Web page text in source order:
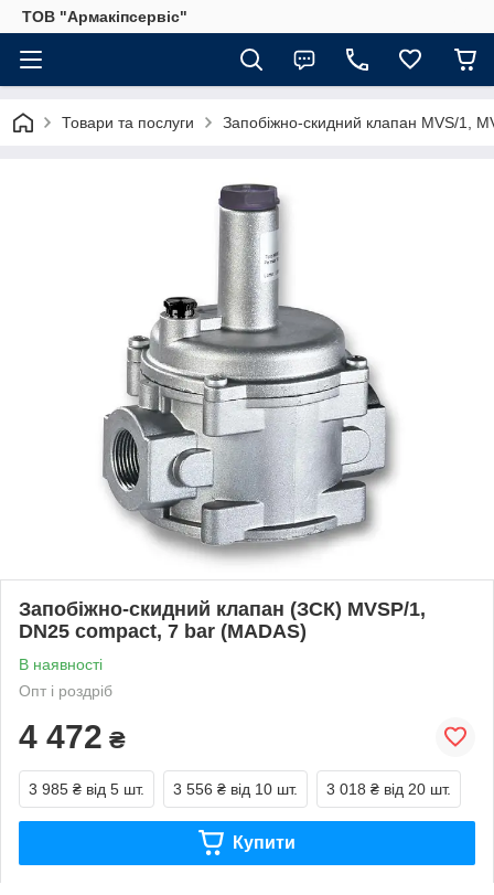
ТОВ "Армакіпсервіс"
Товари та послуги Запобіжно-скидний клапан MVS/1,
Запобіжно-скидний клапан (ЗСК) MVSP/1,
DN25 compact, 7 bar (MADAS)
В наявності
Опт і роздріб
4 472 ₴
3 985 ₴ від 5 шт. 3 556 ₴ від 10 шт. 3 018 ₴ від 20 шт.
Купити